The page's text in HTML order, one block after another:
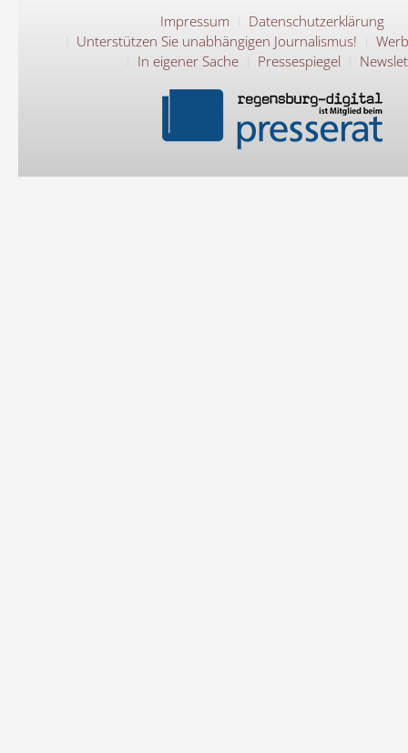
Impressum
Datenschutzerklärung
Unterstützen Sie unabhängigen Journalismus!
In eigener Sache
Pressespiegel